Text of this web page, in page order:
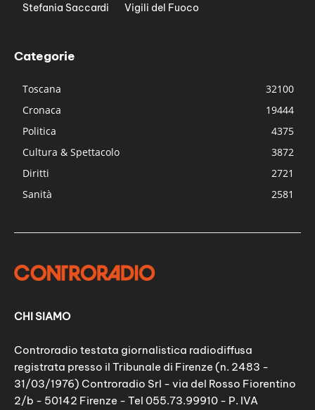
Stefania Saccardi
Vigili del Fuoco
Categorie
Toscana
32100
Cronaca
19444
Politica
4375
Cultura & Spettacolo
3872
Diritti
2721
Sanità
2581
CHI SIAMO
Controradio testata giornalistica radiodiffusa
registrata presso il Tribunale di Firenze (n. 2483 -
31/03/1976) Controradio Srl - via del Rosso Fiorentino
2/b - 50142 Firenze - Tel 055.73.99910 - P. IVA